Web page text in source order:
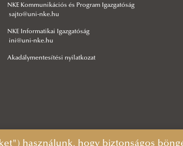
NKE Kommunikációs és Program Igazgatóság
sajto@uni-nke.hu
NKE Informatikai Igazgatóság
ini@uni-nke.hu
Akadálymentesítési nyilatkozat
használunk, hogy biztonságos